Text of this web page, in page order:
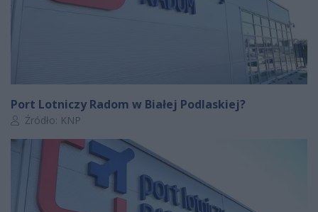
Port Lotniczy Radom w Białej Podlaskiej?
Autor artykułu:
Źródło: KNP